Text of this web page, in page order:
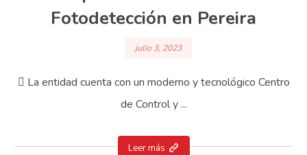
Fotodetección en Pereira
julio 3, 2023
 La entidad cuenta con un moderno y tecnológico Centro
de Control y ...
Leer más